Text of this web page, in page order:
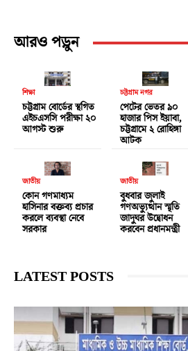
আরও পড়ুন
শিক্ষা
চট্টগ্রাম বোর্ডের স্থগিত
এইচএসসি পরীক্ষা ২০
আগস্ট শুরু
চট্টগ্রাম নগর
পেটের ভেতর ৯০
হাজার পিস ইয়াবা,
চট্টগ্রামে ২ রোহিঙ্গা
আটক
জাতীয়
কোন গণমাধ্যম
হাসিনার বক্তব্য প্রচার
করলে ব্যবস্থা নেবে
সরকার
জাতীয়
বুধবার জুলাই
গণঅভ্যুত্থান স্মৃতি
জাদুঘর উদ্বোধন
করবেন প্রধানমন্ত্রী
LATEST POSTS